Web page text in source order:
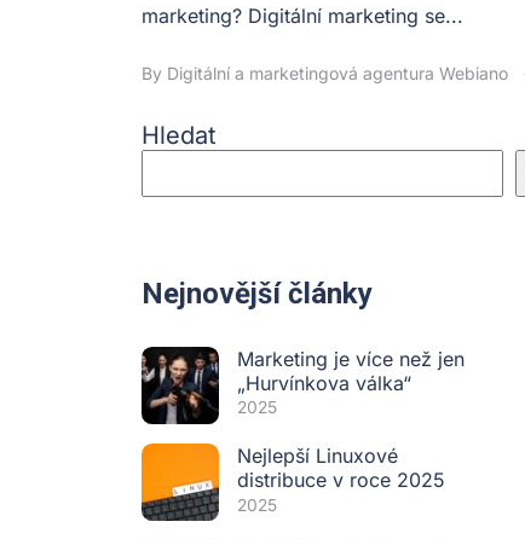
marketing? Digitální marketing se...
By Digitální a marketingová agentura Webiano
Hledat
Nejnovější články
Marketing je více než jen
„Hurvínkova válka“
2025
Nejlepší Linuxové
distribuce v roce 2025
2025